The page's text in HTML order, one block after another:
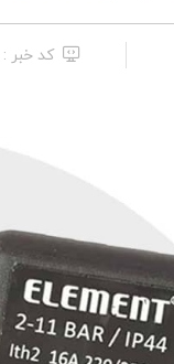
کد خبر : 2410242